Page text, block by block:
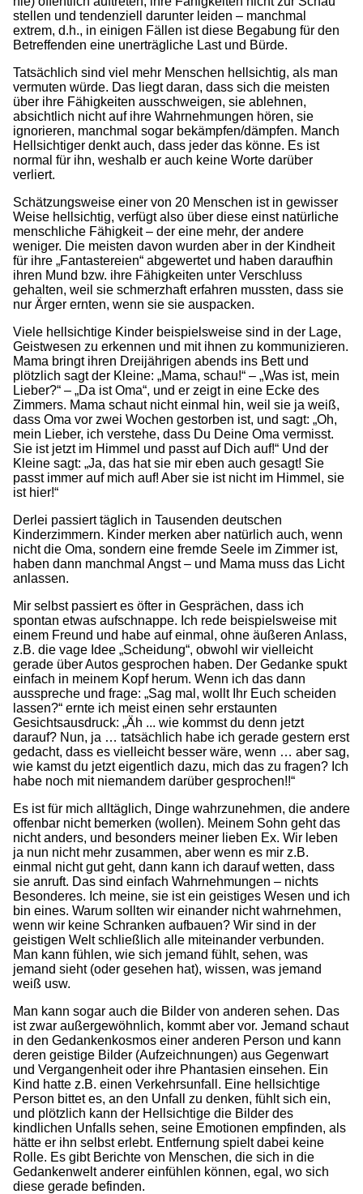
stellen und tendenziell darunter leiden – manchmal
extrem, d.h., in einigen Fällen ist diese Begabung für den
Betreffenden eine unerträgliche Last und Bürde.
Tatsächlich sind viel mehr Menschen hellsichtig, als man
vermuten würde. Das liegt daran, dass sich die meisten
über ihre Fähigkeiten ausschweigen, sie ablehnen,
absichtlich nicht auf ihre Wahrnehmungen hören, sie
ignorieren, manchmal sogar bekämpfen/dämpfen. Manch
Hellsichtiger denkt auch, dass jeder das könne. Es ist
normal für ihn, weshalb er auch keine Worte darüber
verliert.
Schätzungsweise einer von 20 Menschen ist in gewisser
Weise hellsichtig, verfügt also über diese einst natürliche
menschliche Fähigkeit – der eine mehr, der andere
weniger. Die meisten davon wurden aber in der Kindheit
für ihre „Fantastereien“ abgewertet und haben daraufhin
ihren Mund bzw. ihre Fähigkeiten unter Verschluss
gehalten, weil sie schmerzhaft erfahren mussten, dass sie
nur Ärger ernten, wenn sie sie auspacken.
Viele hellsichtige Kinder beispielsweise sind in der Lage,
Geistwesen zu erkennen und mit ihnen zu kommunizieren.
Mama bringt ihren Dreijährigen abends ins Bett und
plötzlich sagt der Kleine: „Mama, schau!“ – „Was ist, mein
Lieber?“ – „Da ist Oma“, und er zeigt in eine Ecke des
Zimmers. Mama schaut nicht einmal hin, weil sie ja weiß,
dass Oma vor zwei Wochen gestorben ist, und sagt: „Oh,
mein Lieber, ich verstehe, dass Du Deine Oma vermisst.
Sie ist jetzt im Himmel und passt auf Dich auf!“ Und der
Kleine sagt: „Ja, das hat sie mir eben auch gesagt! Sie
passt immer auf mich auf! Aber sie ist nicht im Himmel, sie
ist hier!“
Derlei passiert täglich in Tausenden deutschen
Kinderzimmern. Kinder merken aber natürlich auch, wenn
nicht die Oma, sondern eine fremde Seele im Zimmer ist,
haben dann manchmal Angst – und Mama muss das Licht
anlassen.
Mir selbst passiert es öfter in Gesprächen, dass ich
spontan etwas aufschnappe. Ich rede beispielsweise mit
einem Freund und habe auf einmal, ohne äußeren Anlass,
z.B. die vage Idee „Scheidung“, obwohl wir vielleicht
gerade über Autos gesprochen haben. Der Gedanke spukt
einfach in meinem Kopf herum. Wenn ich das dann
ausspreche und frage: „Sag mal, wollt Ihr Euch scheiden
lassen?“ ernte ich meist einen sehr erstaunten
Gesichtsausdruck: „Äh ... wie kommst du denn jetzt
darauf? Nun, ja … tatsächlich habe ich gerade gestern erst
gedacht, dass es vielleicht besser wäre, wenn … aber sag,
wie kamst du jetzt eigentlich dazu, mich das zu fragen? Ich
habe noch mit niemandem darüber gesprochen!!“
Es ist für mich alltäglich, Dinge wahrzunehmen, die andere
offenbar nicht bemerken (wollen). Meinem Sohn geht das
nicht anders, und besonders meiner lieben Ex. Wir leben
ja nun nicht mehr zusammen, aber wenn es mir z.B.
einmal nicht gut geht, dann kann ich darauf wetten, dass
sie anruft. Das sind einfach Wahrnehmungen – nichts
Besonderes. Ich meine, sie ist ein geistiges Wesen und ich
bin eines. Warum sollten wir einander nicht wahrnehmen,
wenn wir keine Schranken aufbauen? Wir sind in der
geistigen Welt schließlich alle miteinander verbunden.
Man kann fühlen, wie sich jemand fühlt, sehen, was
jemand sieht (oder gesehen hat), wissen, was jemand
weiß usw.
Man kann sogar auch die Bilder von anderen sehen. Das
ist zwar außergewöhnlich, kommt aber vor. Jemand schaut
in den Gedankenkosmos einer anderen Person und kann
deren geistige Bilder (Aufzeichnungen) aus Gegenwart
und Vergangenheit oder ihre Phantasien einsehen. Ein
Kind hatte z.B. einen Verkehrsunfall. Eine hellsichtige
Person bittet es, an den Unfall zu denken, fühlt sich ein,
und plötzlich kann der Hellsichtige die Bilder des
kindlichen Unfalls sehen, seine Emotionen empfinden, als
hätte er ihn selbst erlebt. Entfernung spielt dabei keine
Rolle. Es gibt Berichte von Menschen, die sich in die
Gedankenwelt anderer einfühlen können, egal, wo sich
diese gerade befinden.